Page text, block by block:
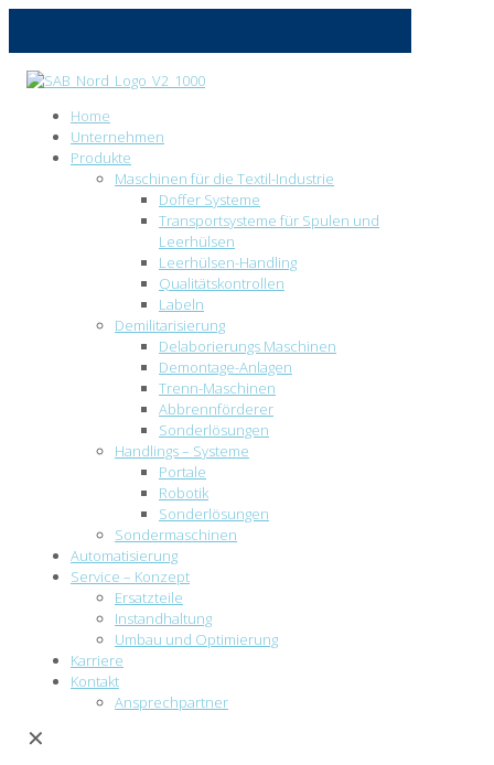
Home
Unternehmen
Produkte
Maschinen für die Textil-Industrie
Doffer Systeme
Transportsysteme für Spulen und
Leerhülsen
Leerhülsen-Handling
Qualitätskontrollen
Labeln
Demilitarisierung
Delaborierungs Maschinen
Demontage-Anlagen
Trenn-Maschinen
Abbrennförderer
Sonderlösungen
Handlings – Systeme
Portale
Robotik
Sonderlösungen
Sondermaschinen
Automatisierung
Service – Konzept
Ersatzteile
Instandhaltung
Umbau und Optimierung
Karriere
Kontakt
Ansprechpartner
✕